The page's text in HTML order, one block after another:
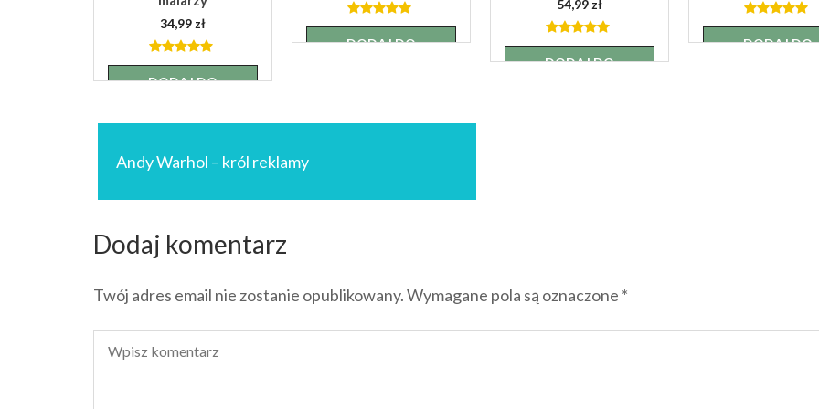
34,99 zł
4.92out
of 5
DODAJ DO
4.89out
of 5
DODAJ DO
54,99 zł
4.88out
of 5
DODAJ DO
4.92out
of 5
DODAJ DO
Nawigacja
wpisu
Andy Warhol – król reklamy
Dodaj komentarz
Twój adres email nie zostanie opublikowany.Wymagane pola są oznaczone *